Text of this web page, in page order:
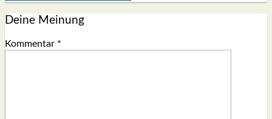
Deine Meinung
Kommentar *